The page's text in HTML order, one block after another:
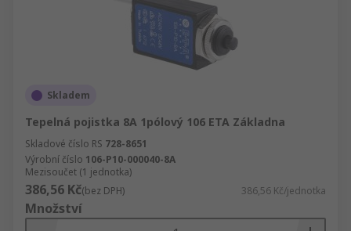
Skladem
Tepelná pojistka 8A 1pólový 106 ETA Základna
Skladové číslo RS 728-8651
Výrobní číslo 106-P10-000040-8A
Mezisoučet (1 jednotka)
386,56 Kč(bez DPH) 386,56 Kč/jednotka
Množství